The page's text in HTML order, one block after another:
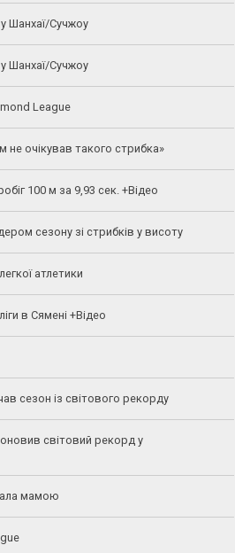
Шанхаї/Сучжоу
Шанхаї/Сучжоу
League
не очікував такого стрибка»
100 м за 9,93 сек. +Відео
сезону зі стрибків у висоту
атлетики
в Сямені +Відео
сезон із світового рекорду
світовий рекорд у
мамою